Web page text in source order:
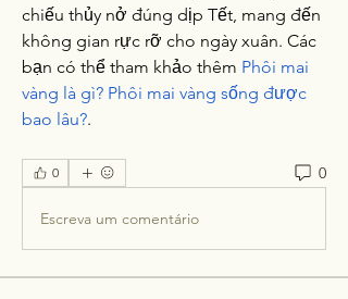
chiếu thủy nở đúng dịp Tết, mang đến
không gian rực rỡ cho ngày xuân. Các
bạn có thể tham khảo thêm Phôi mai
vàng là gì? Phôi mai vàng sống được
bao lâu?.
0 0
Escreva um comentário